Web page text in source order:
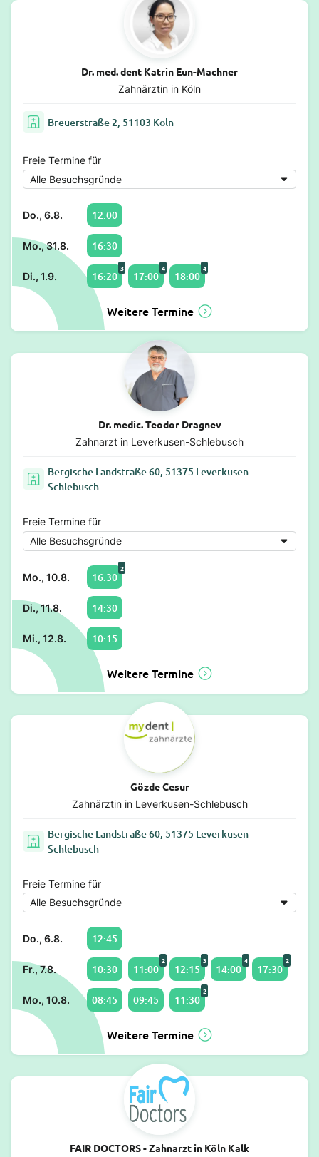
Dr. med. dent Katrin Eun-Machner
Zahnärztin in Köln
Breuerstraße 2, 51103 Köln
Freie Termine für
Do., 6.8. 12:00
Mo., 31.8. 16:30
Di., 1.9. 16:20
3
17:00
4
18:00
4
Weitere Termine
Dr. medic. Teodor Dragnev
Zahnarzt in Leverkusen-Schlebusch
Bergische Landstraße 60, 51375 Leverkusen-
Schlebusch
Freie Termine für
Mo., 10.8. 16:30
2
Di., 11.8. 14:30
Mi., 12.8. 10:15
Weitere Termine
Gözde Cesur
Zahnärztin in Leverkusen-Schlebusch
Bergische Landstraße 60, 51375 Leverkusen-
Schlebusch
Freie Termine für
Do., 6.8. 12:45
Fr., 7.8. 10:30 11:00
2
12:15
3
14:00
4
17:30
2
Mo., 10.8. 08:45 09:45 11:30
2
Weitere Termine
FAIR DOCTORS - Zahnarzt in Köln Kalk